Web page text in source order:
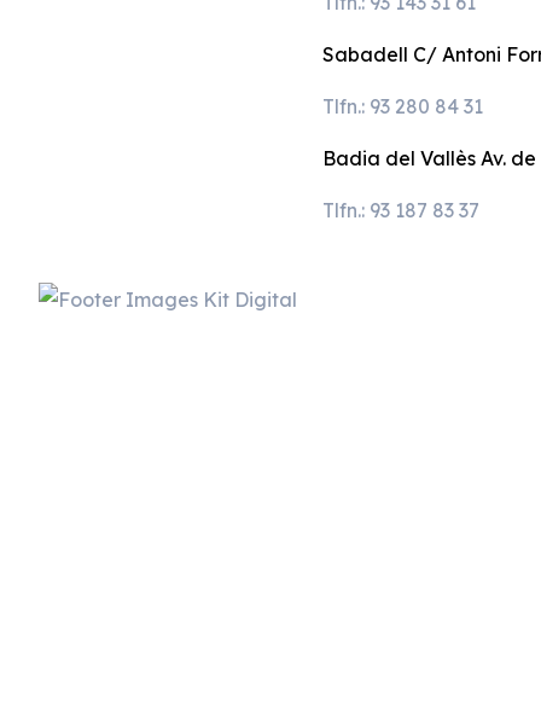
Sabadell C/ Antoni
Tlfn.: 93 280 84 31
Badia del Vallès Av. de
Tlfn.: 93 187 83 37